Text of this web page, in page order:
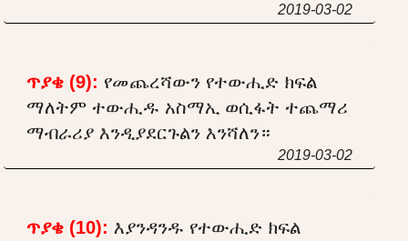
2019-03-02
ጥያቄ (9): የመጨረሻውን የተውሒድ ክፍል
ማለትም ተውሒዱ አስማኢ ወሲፋት ተጨማሪ
ማብራሪያ እንዲያደርጉልን እንሻለን።
2019-03-02
ጥያቄ (10): እያንዳንዱ የተውሒድ ክፍል